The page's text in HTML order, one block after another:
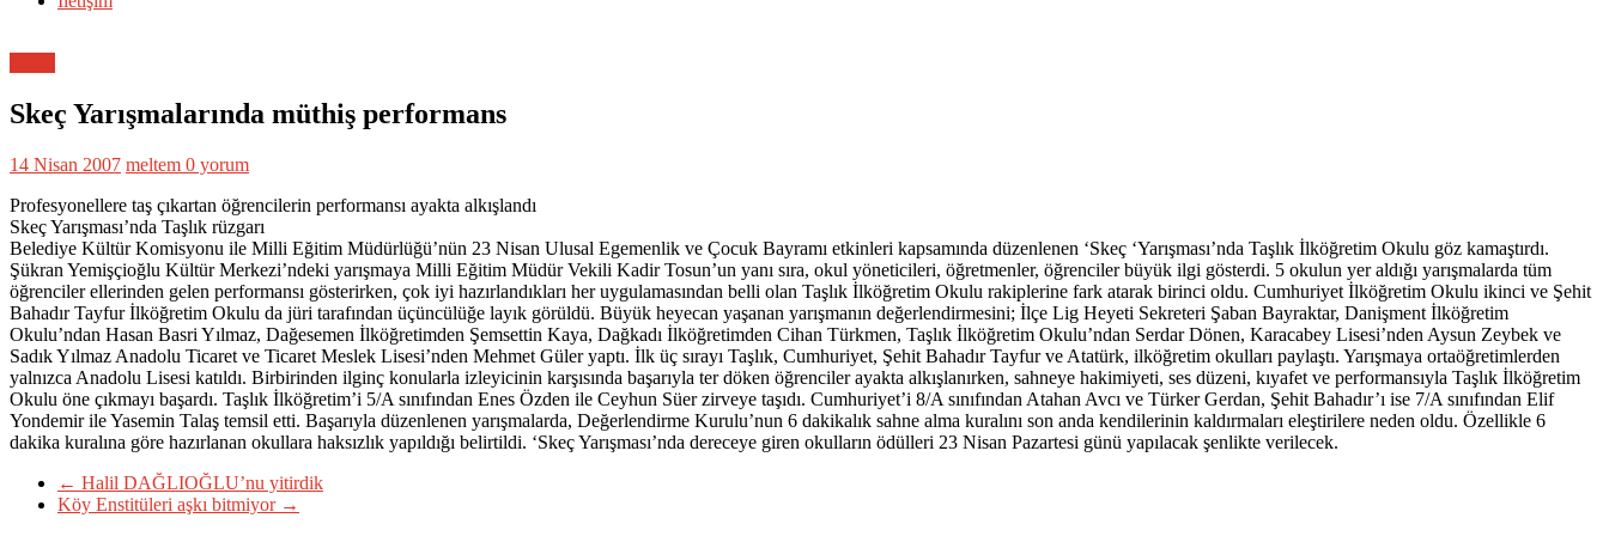
Skeç Yarışmalarında müthiş performans
14 Nisan 2007 meltem 0 yorum
Profesyonellere taş çıkartan öğrencilerin performansı ayakta alkışlandı
Skeç Yarışması’nda Taşlık rüzgarı
Belediye Kültür Komisyonu ile Milli Eğitim Müdürlüğü’nün 23 Nisan Ulusal Egemenlik ve Çocuk Bayramı etkinleri kapsamında düzenlenen ‘Skeç ‘Yarışması’nda Taşlık İlköğretim Okulu göz kamaştırdı.
Şükran Yemişçioğlu Kültür Merkezi’ndeki yarışmaya Milli Eğitim Müdür Vekili Kadir Tosun’un yanı sıra, okul yöneticileri, öğretmenler, öğrenciler büyük ilgi gösterdi. 5 okulun yer aldığı yarışmalarda tüm
öğrenciler ellerinden gelen performansı gösterirken, çok iyi hazırlandıkları her uygulamasından belli olan Taşlık İlköğretim Okulu rakiplerine fark atarak birinci oldu. Cumhuriyet İlköğretim Okulu ikinci ve Şehit
Bahadır Tayfur İlköğretim Okulu da jüri tarafından üçüncülüğe layık görüldü. Büyük heyecan yaşanan yarışmanın değerlendirmesini; İlçe Lig Heyeti Sekreteri Şaban Bayraktar, Danişment İlköğretim
Okulu’ndan Hasan Basri Yılmaz, Dağesemen İlköğretimden Şemsettin Kaya, Dağkadı İlköğretimden Cihan Türkmen, Taşlık İlköğretim Okulu’ndan Serdar Dönen, Karacabey Lisesi’nden Aysun Zeybek ve
Sadık Yılmaz Anadolu Ticaret ve Ticaret Meslek Lisesi’nden Mehmet Güler yaptı. İlk üç sırayı Taşlık, Cumhuriyet, Şehit Bahadır Tayfur ve Atatürk, ilköğretim okulları paylaştı. Yarışmaya ortaöğretimlerden
yalnızca Anadolu Lisesi katıldı. Birbirinden ilginç konularla izleyicinin karşısında başarıyla ter döken öğrenciler ayakta alkışlanırken, sahneye hakimiyeti, ses düzeni, kıyafet ve performansıyla Taşlık İlköğretim
Okulu öne çıkmayı başardı. Taşlık İlköğretim’i 5/A sınıfından Enes Özden ile Ceyhun Süer zirveye taşıdı. Cumhuriyet’i 8/A sınıfından Atahan Avcı ve Türker Gerdan, Şehit Bahadır’ı ise 7/A sınıfından Elif
Yondemir ile Yasemin Talaş temsil etti. Başarıyla düzenlenen yarışmalarda, Değerlendirme Kurulu’nun 6 dakikalık sahne alma kuralını son anda kendilerinin kaldırmaları eleştirilere neden oldu. Özellikle 6
dakika kuralına göre hazırlanan okullara haksızlık yapıldığı belirtildi. ‘Skeç Yarışması’nda dereceye giren okulların ödülleri 23 Nisan Pazartesi günü yapılacak şenlikte verilecek.
← Halil DAĞLIOĞLU’nu yitirdik
Köy Enstitüleri aşkı bitmiyor →